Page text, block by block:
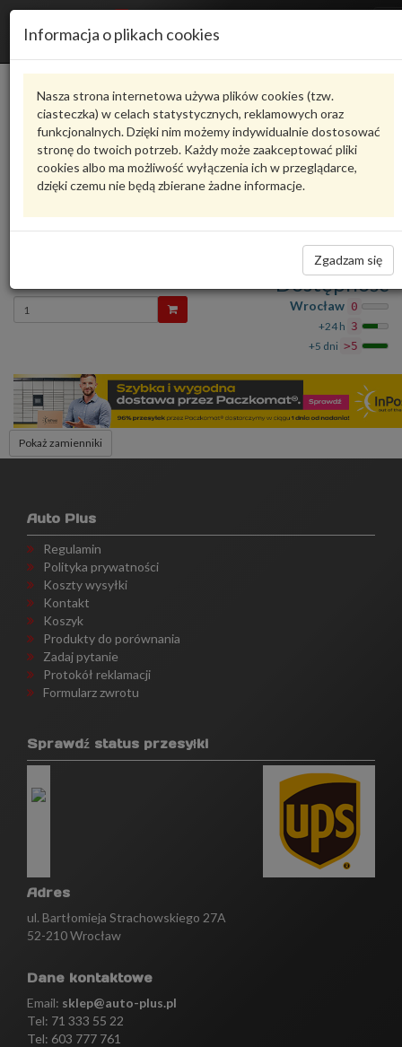
Informacja o plikach cookies
Nasza strona internetowa używa plików cookies (tzw.
ciasteczka) w celach statystycznych, reklamowych oraz
funkcjonalnych. Dzięki nim możemy indywidualnie dostosować
stronę do twoich potrzeb. Każdy może zaakceptować pliki
cookies albo ma możliwość wyłączenia ich w przeglądarce,
dzięki czemu nie będą zbierane żadne informacje.
Zgadzam się
Karta produktu
6R0945096AHVAG
VAG - produkt oryginalny VW AUDI SEAT SKODA
LAMPA TYLN 6R0945096AH VAG
Wprowadź
ilość
Dostępność
Wrocław 0
+24 h 3
+5 dni >5
Pokaż zamienniki
Auto Plus
Regulamin
Polityka prywatności
Koszty wysyłki
Kontakt
Koszyk
Produkty do porównania
Zadaj pytanie
Protokół reklamacji
Formularz zwrotu
Sprawdź status przesyłki
Adres
ul. Bartłomieja Strachowskiego 27A
52-210 Wrocław
Dane kontaktowe
Email: sklep@auto-plus.pl
Tel: 71 333 55 22
Tel: 603 777 761